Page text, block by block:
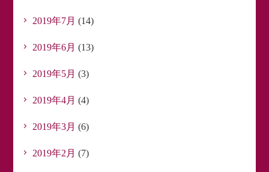
2019年7月 (14)
2019年6月 (13)
2019年5月 (3)
2019年4月 (4)
2019年3月 (6)
2019年2月 (7)